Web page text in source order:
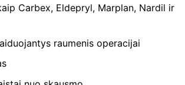
Carbex, Eldepryl, Marplan, Nardil ir
raumenis operacijai